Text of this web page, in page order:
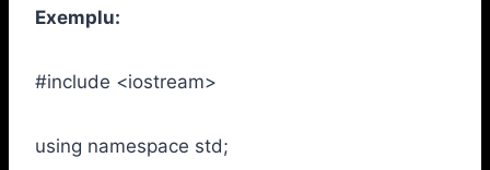
Exemplu:
#include <iostream>
using namespace std;